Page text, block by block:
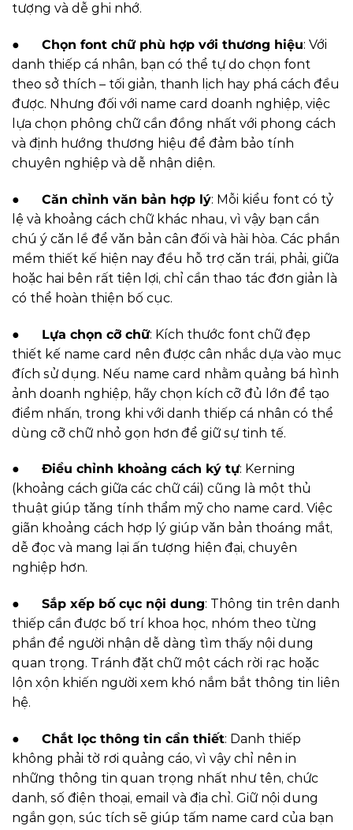
tượng và dễ ghi nhớ.
● Chọn font chữ phù hợp với thương hiệu: Với
danh thiếp cá nhân, bạn có thể tự do chọn font
theo sở thích – tối giản, thanh lịch hay phá cách đều
được. Nhưng đối với name card doanh nghiệp, việc
lựa chọn phông chữ cần đồng nhất với phong cách
và định hướng thương hiệu để đảm bảo tính
chuyên nghiệp và dễ nhận diện.
● Căn chỉnh văn bản hợp lý: Mỗi kiểu font có tỷ
lệ và khoảng cách chữ khác nhau, vì vậy bạn cần
chú ý căn lề để văn bản cân đối và hài hòa. Các phần
mềm thiết kế hiện nay đều hỗ trợ căn trái, phải, giữa
hoặc hai bên rất tiện lợi, chỉ cần thao tác đơn giản là
có thể hoàn thiện bố cục.
● Lựa chọn cỡ chữ: Kích thước font chữ đẹp
thiết kế name card nên được cân nhắc dựa vào mục
đích sử dụng. Nếu name card nhằm quảng bá hình
ảnh doanh nghiệp, hãy chọn kích cỡ đủ lớn để tạo
điểm nhấn, trong khi với danh thiếp cá nhân có thể
dùng cỡ chữ nhỏ gọn hơn để giữ sự tinh tế.
● Điều chỉnh khoảng cách ký tự: Kerning
(khoảng cách giữa các chữ cái) cũng là một thủ
thuật giúp tăng tính thẩm mỹ cho name card. Việc
giãn khoảng cách hợp lý giúp văn bản thoáng mắt,
dễ đọc và mang lại ấn tượng hiện đại, chuyên
nghiệp hơn.
● Sắp xếp bố cục nội dung: Thông tin trên danh
thiếp cần được bố trí khoa học, nhóm theo từng
phần để người nhận dễ dàng tìm thấy nội dung
quan trọng. Tránh đặt chữ một cách rời rạc hoặc
lộn xộn khiến người xem khó nắm bắt thông tin liên
hệ.
● Chắt lọc thông tin cần thiết: Danh thiếp
không phải tờ rơi quảng cáo, vì vậy chỉ nên in
những thông tin quan trọng nhất như tên, chức
danh, số điện thoại, email và địa chỉ. Giữ nội dung
ngắn gọn, súc tích sẽ giúp tấm name card của bạn